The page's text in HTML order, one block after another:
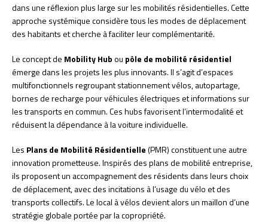
dans une réflexion plus large sur les mobilités résidentielles. Cette
approche systémique considère tous les modes de déplacement
des habitants et cherche à faciliter leur complémentarité.
Le concept de Mobility Hubou pôle de mobilité résidentiel
émerge dans les projets les plus innovants. Il s’agit d’espaces
multifonctionnels regroupant stationnement vélos, autopartage,
bornes de recharge pour véhicules électriques et informations sur
les transports en commun. Ces hubs favorisent l’intermodalité et
réduisent la dépendance à la voiture individuelle.
Les Plans de Mobilité Résidentielle(PMR) constituent une autre
innovation prometteuse. Inspirés des plans de mobilité entreprise,
ils proposent un accompagnement des résidents dans leurs choix
de déplacement, avec des incitations à l’usage du vélo et des
transports collectifs. Le local à vélos devient alors un maillon d’une
stratégie globale portée par la copropriété.